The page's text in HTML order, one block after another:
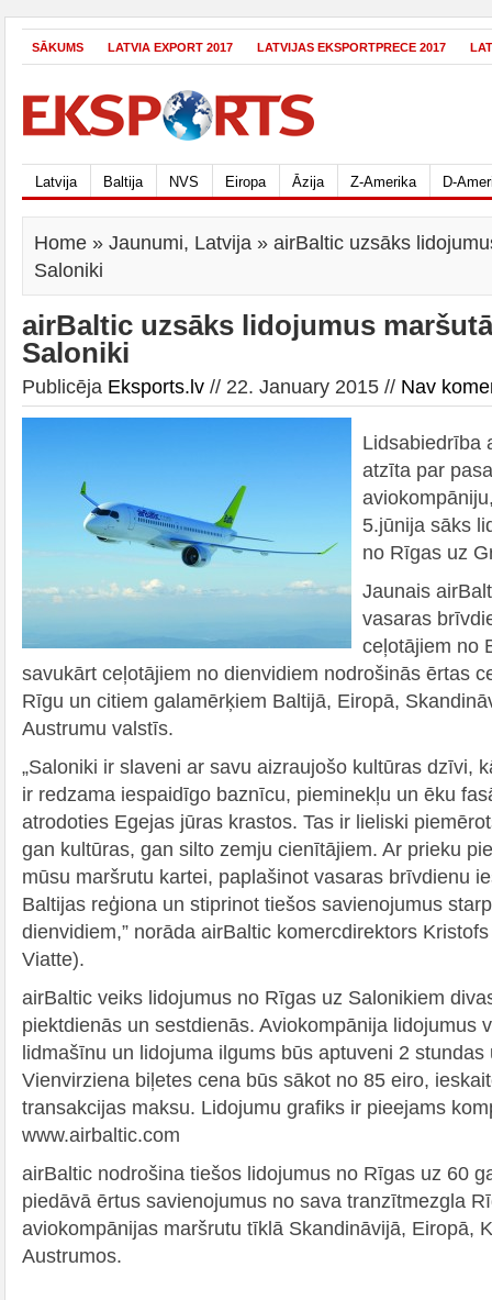
SĀKUMS LATVIA EXPORT 2017 LATVIJAS EKSPORTPRECE 2017
Latvija Baltija NVS Eiropa Āzija Z-Amerika D-
Home » Jaunumi, Latvija » airBaltic uzsāks
Saloniki
airBaltic uzsāks lidojumus
Saloniki
Publicēja Eksports.lv // 22. January 2015 // Nav
Lidsabiedrība
atzīta par
5.jūnija sāks
no Rīgas uz
Jaunais
vasaras
ceļotājiem no
savukārt ceļotājiem no dienvidiem nodrošinās ērtas
Rīgu un citiem galamērķiem Baltijā, Eiropā,
Austrumu valstīs.
„Saloniki ir slaveni ar savu aizraujošo kultūras dzīvi,
ir redzama iespaidīgo baznīcu, pieminekļu un ēku
atrodoties Egejas jūras krastos. Tas ir lieliski
gan kultūras, gan silto zemju cienītājiem. Ar prieku
mūsu maršrutu kartei, paplašinot vasaras brīvdienu
Baltijas reģiona un stiprinot tiešos savienojumus
dienvidiem,” norāda airBaltic komercdirektors
Viatte).
airBaltic veiks lidojumus no Rīgas uz Salonikiem
piektdienās un sestdienās. Aviokompānija lidojumus
lidmašīnu un lidojuma ilgums būs aptuveni 2 stundas
Vienvirziena biļetes cena būs sākot no 85 eiro,
transakcijas maksu. Lidojumu grafiks ir pieejams
www.airbaltic.com
airBaltic nodrošina tiešos lidojumus no Rīgas uz 60
piedāvā ērtus savienojumus no sava tranzītmezgla
aviokompānijas maršrutu tīklā Skandināvijā, Eiropā,
Austrumos.